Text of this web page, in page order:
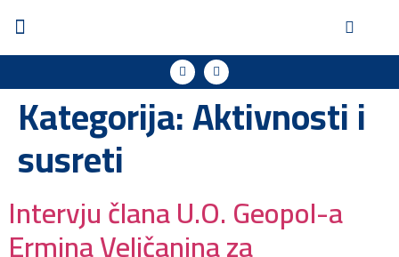
Kategorija:Aktivnosti i
susreti
Intervju člana U.O. Geopol-a
Ermina Veličanina za